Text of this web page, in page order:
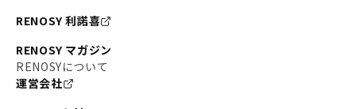
RENOSY 利諾喜
RENOSY マガジン
RENOSYについて
運営会社